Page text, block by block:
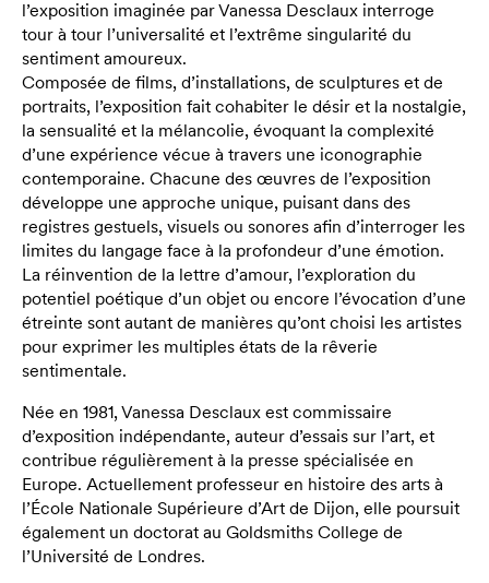
l’exposition imaginée par Vanessa Desclaux interroge
tour à tour l’universalité et l’extrême singularité du
sentiment amoureux.
Composée de films, d’installations, de sculptures et de
portraits, l’exposition fait cohabiter le désir et la nostalgie,
la sensualité et la mélancolie, évoquant la complexité
d’une expérience vécue à travers une iconographie
contemporaine. Chacune des œuvres de l’exposition
développe une approche unique, puisant dans des
registres gestuels, visuels ou sonores afin d’interroger les
limites du langage face à la profondeur d’une émotion.
La réinvention de la lettre d’amour, l’exploration du
potentiel poétique d’un objet ou encore l’évocation d’une
étreinte sont autant de manières qu’ont choisi les artistes
pour exprimer les multiples états de la rêverie
sentimentale.
Née en 1981, Vanessa Desclaux est commissaire
d’exposition indépendante, auteur d’essais sur l’art, et
contribue régulièrement à la presse spécialisée en
Europe. Actuellement professeur en histoire des arts à
l’École Nationale Supérieure d’Art de Dijon, elle poursuit
également un doctorat au Goldsmiths College de
l’Université de Londres.